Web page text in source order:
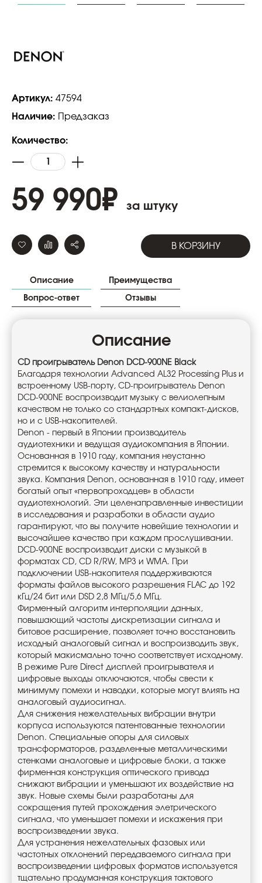
Артикул: 47594
Наличие:
Предзаказ
Количество:
59 990₽ за штуку
В КОРЗИНУ
Описание Преимущества
Вопрос-ответ Отзывы
Описание
CD проигрыватель Denon DCD-900NE Black
Благодаря технологии Advanced AL32 Processing Plus и
встроенному USB-порту, CD-проигрыватель Denon
DCD-900NE воспроизводит музыку с велиолепным
качеством не только со стандартных компакт-дисков,
но и с USB-накопителей.
Denon - первый в Японии производитель
аудиотехники и ведущая аудиокомпания в Японии.
Основанная в 1910 году, компания неустанно
стремится к высокому качеству и натуральности
звука. Компания Denon, основанная в 1910 году, имеет
богатый опыт «первопроходцев» в области
аудиотехнологий. Эти целенаправленные инвестиции
в исследования и разработки в области аудио
гарантируют, что вы получите новейшие технологии и
высочайшее качество при каждом прослушивании.
DCD-900NE воспроизводит диски с музыкой в
форматах CD, CD R/RW, MP3 и WMA. При
подключении USB-накопителя поддерживаются
форматы файлов высокого разрешения FLAC до 192
кГц/24 бит или DSD 2,8 МГц/5,6 МГц.
Фирменный алгоритм интерполяции данных,
повышающий частоты дискретизации сигнала и
битовое расширение, позволяет точно восстановить
исходный аналоговый сигнал и воспроизводить звук,
который макисмально точно соответствует исходному.
В режиме Pure Direct дисплей проигрывателя и
цифровые выходы отключаются, чтобы свести к
минимуму помехи и наводки, которые могут влиять на
аналоговый аудиосигнал.
Для снижения нежелательных вибрации внутри
корпуса используются патентованные технологии
Denon. Специальные опоры для силовых
трансформаторов, разделенные металлическими
стенками аналоговые и цифровые блоки, а также
фирменная конструкция оптического привода
снижают вибрации и уменьшают их воздействие на
звук. Новые схемы были разработаны для
сокращения путей прохождения элетрического
сигнала, что уменьшает помехи и искажения при
воспроизведении звука.
Для устранения нежелательных фазовых или
частотных отклонений передаваемого сигнала при
воспроизведении цифровых форматов используется
тщательно продуманная конструкция тактового